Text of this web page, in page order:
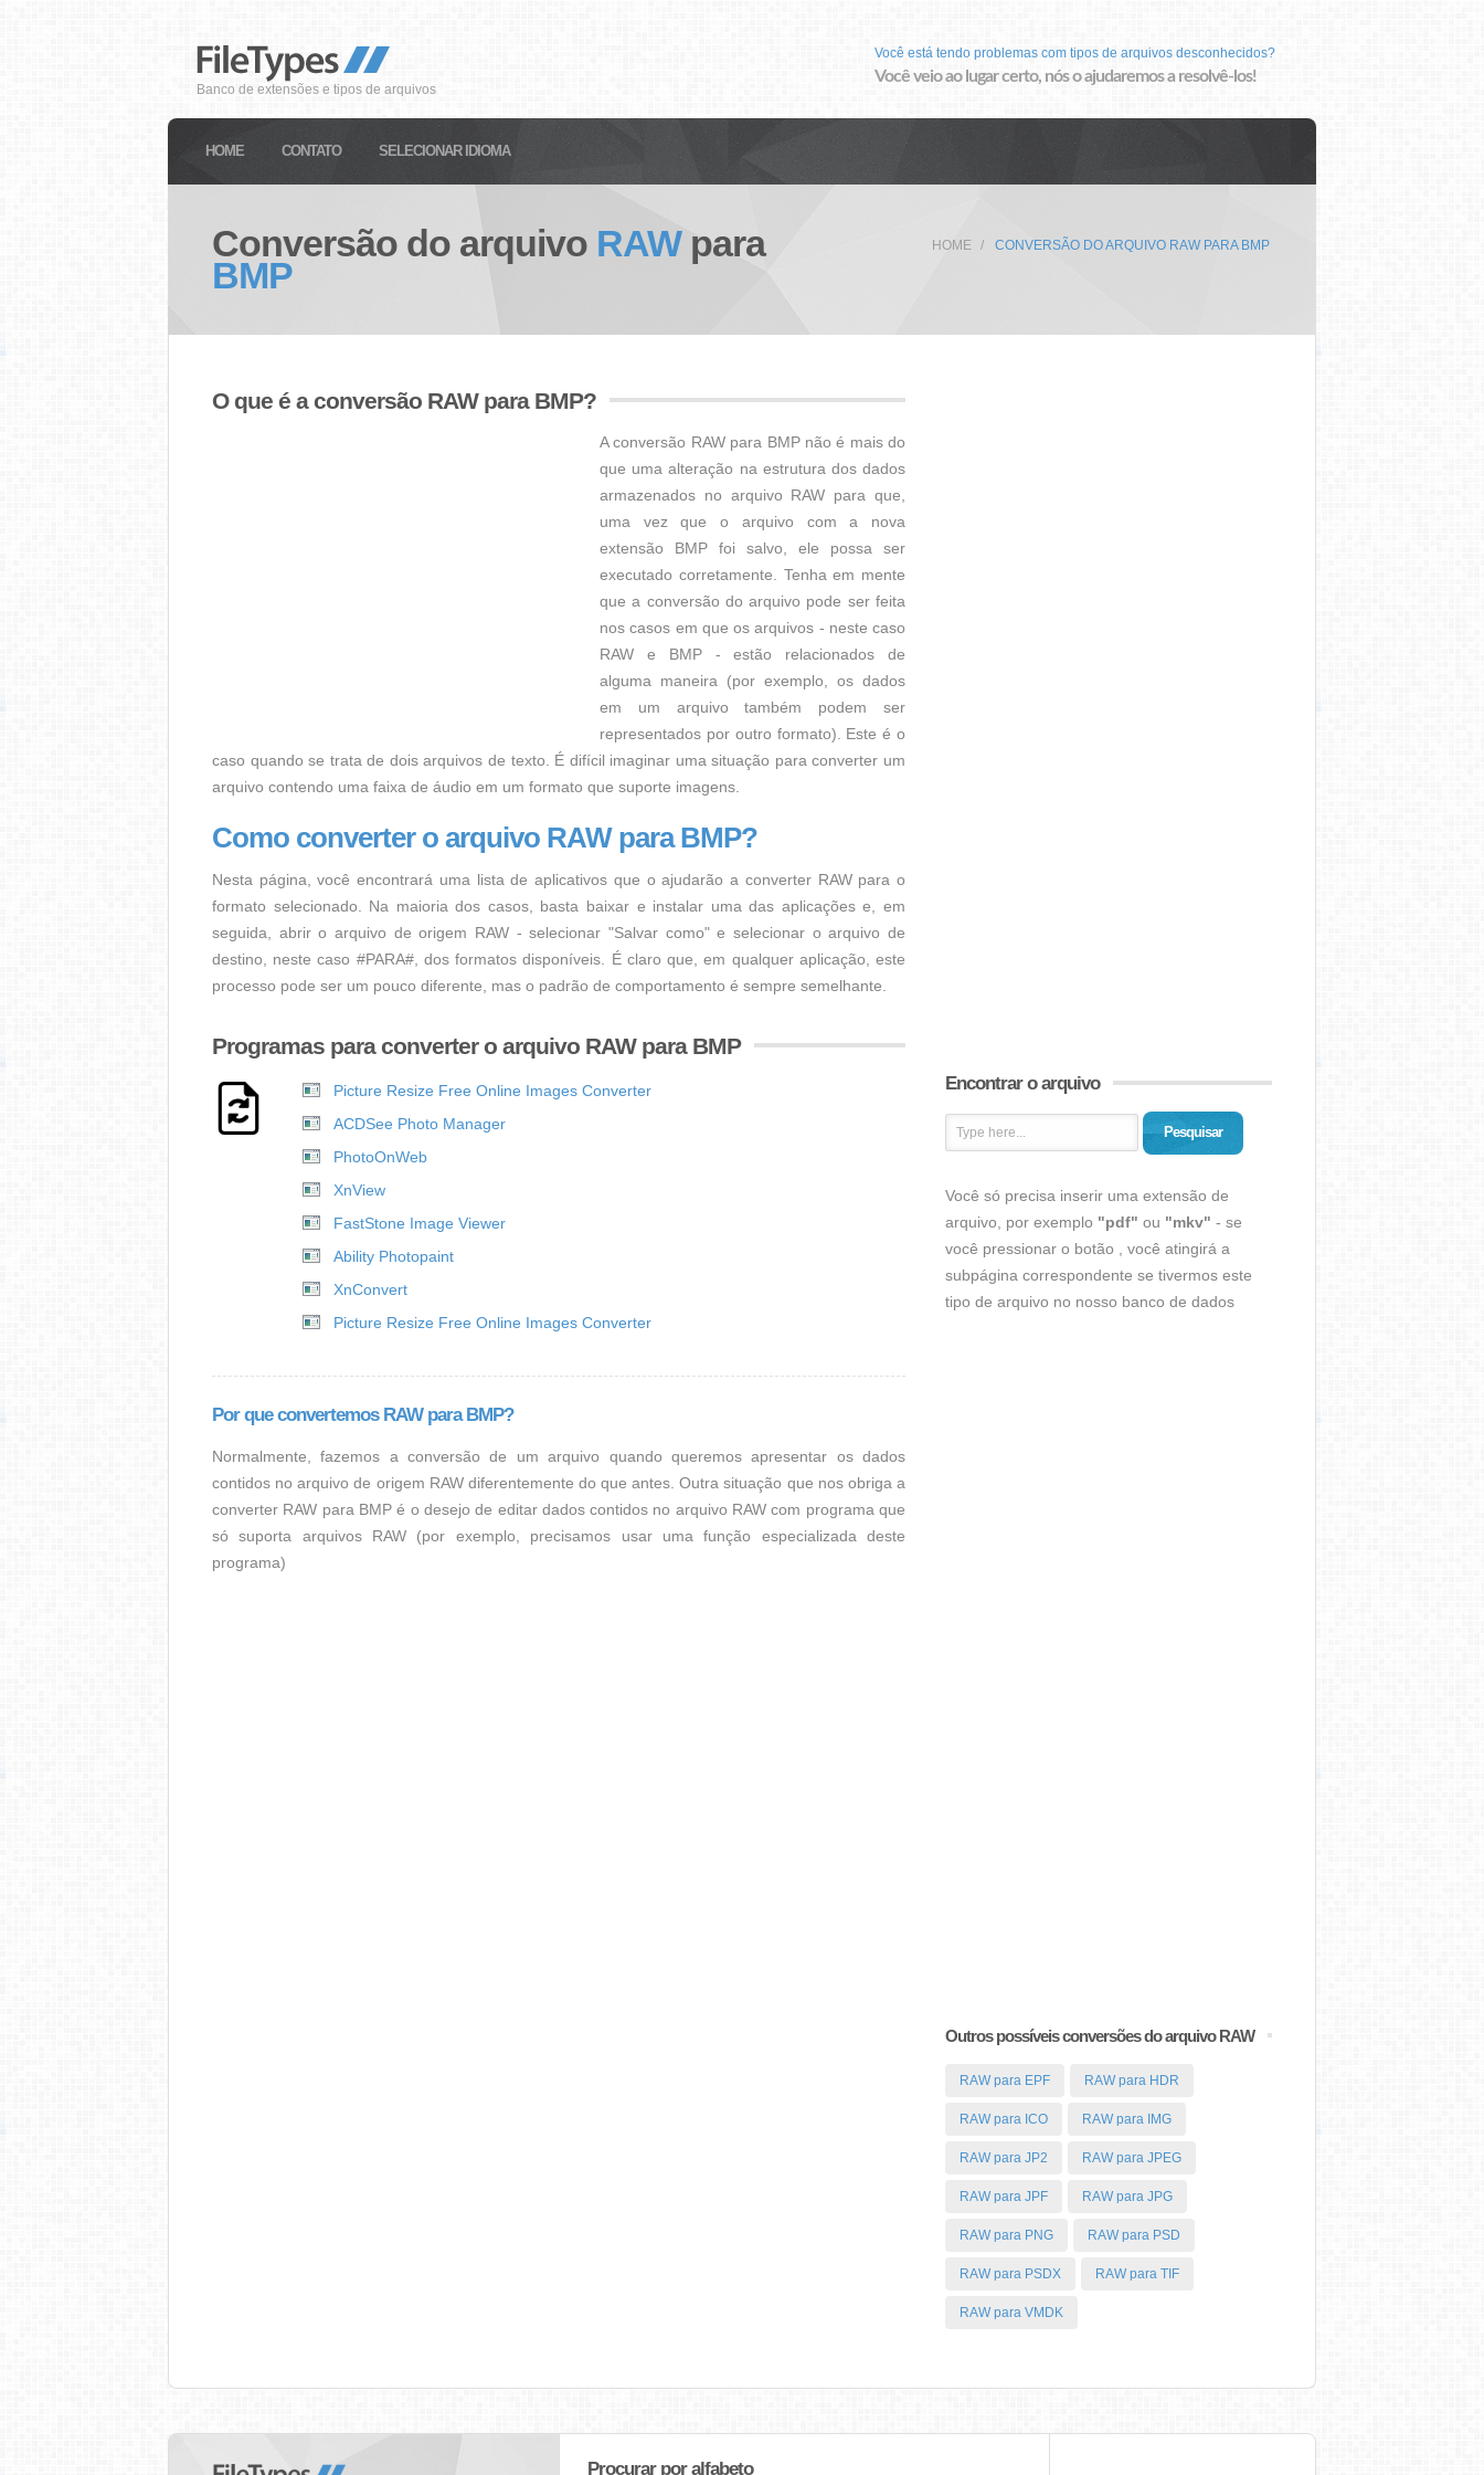
Banco de extensões e tipos de arquivos
Você está tendo problemas com tipos de arquivos desconhecidos?
Você veio ao lugar certo, nós o ajudaremos a resolvê-los!
HOME CONTATO SELECIONAR IDIOMA
Conversão do arquivo RAWpara
BMP
HOME CONVERSÃO DO ARQUIVO RAW PARA BMP
O que é a conversão RAW para BMP?
A conversão RAW para BMP não é mais do
que uma alteração na estrutura dos dados
armazenados no arquivo RAW para que,
uma vez que o arquivo com a nova
extensão BMP foi salvo, ele possa ser
executado corretamente. Tenha em mente
que a conversão do arquivo pode ser feita
nos casos em que os arquivos - neste caso
RAW e BMP - estão relacionados de
alguma maneira (por exemplo, os dados
em um arquivo também podem ser
representados por outro formato). Este é o
caso quando se trata de dois arquivos de texto. É difícil imaginar uma situação para converter um
arquivo contendo uma faixa de áudio em um formato que suporte imagens.
Como converter o arquivo RAW para BMP?
Nesta página, você encontrará uma lista de aplicativos que o ajudarão a converter RAW para o
formato selecionado. Na maioria dos casos, basta baixar e instalar uma das aplicações e, em
seguida, abrir o arquivo de origem RAW - selecionar "Salvar como" e selecionar o arquivo de
destino, neste caso #PARA#, dos formatos disponíveis. É claro que, em qualquer aplicação, este
processo pode ser um pouco diferente, mas o padrão de comportamento é sempre semelhante.
Programas para converter o arquivo RAW para BMP
Picture Resize Free Online Images Converter
ACDSee Photo Manager
PhotoOnWeb
XnView
FastStone Image Viewer
Ability Photopaint
XnConvert
Picture Resize Free Online Images Converter
Por que convertemos RAW para BMP?
Normalmente, fazemos a conversão de um arquivo quando queremos apresentar os dados
contidos no arquivo de origem RAW diferentemente do que antes. Outra situação que nos obriga a
converter RAW para BMP é o desejo de editar dados contidos no arquivo RAW com programa que
só suporta arquivos RAW (por exemplo, precisamos usar uma função especializada deste
programa)
Encontrar o arquivo
Pesquisar
Você só precisa inserir uma extensão de
arquivo, por exemplo "pdf" ou "mkv" - se
você pressionar o botão , você atingirá a
subpágina correspondente se tivermos este
tipo de arquivo no nosso banco de dados
Outros possíveis conversões do arquivo RAW
RAW para EPF RAW para HDR
RAW para ICO RAW para IMG
RAW para JP2 RAW para JPEG
RAW para JPF RAW para JPG
RAW para PNG RAW para PSD
RAW para PSDX RAW para TIF
RAW para VMDK
Procurar por alfabeto